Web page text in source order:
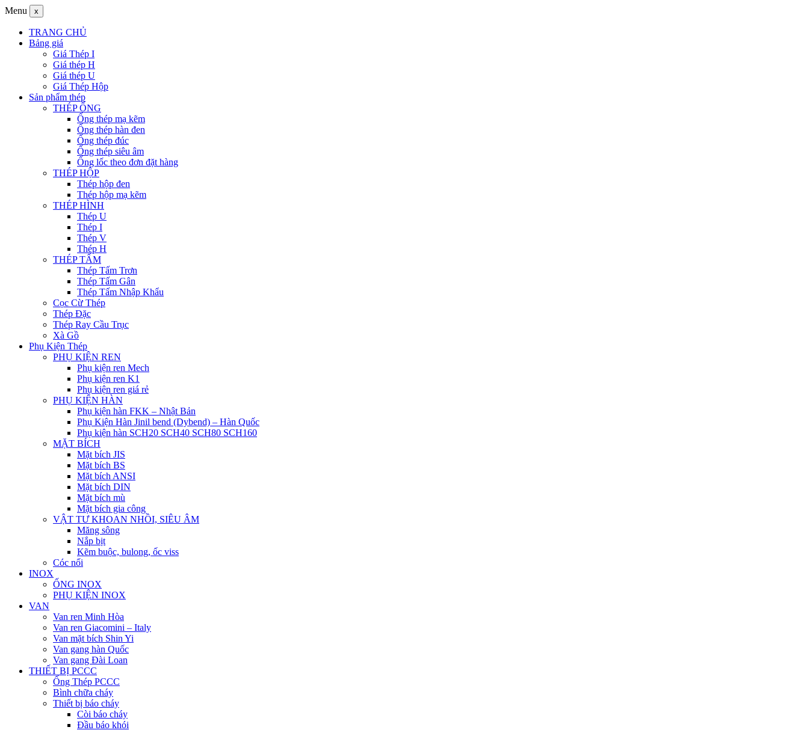
Menu x
TRANG CHỦ
Bảng giá
Giá Thép I
Giá thép H
Giá thép U
Giá Thép Hộp
Sản phẩm thép
THÉP ỐNG
Ống thép mạ kẽm
Ống thép hàn đen
Ống thép đúc
Ống thép siêu âm
Ống lốc theo đơn đặt hàng
THÉP HỘP
Thép hộp đen
Thép hộp mạ kẽm
THÉP HÌNH
Thép U
Thép I
Thép V
Thép H
THÉP TẤM
Thép Tấm Trơn
Thép Tấm Gân
Thép Tấm Nhập Khẩu
Cọc Cừ Thép
Thép Đặc
Thép Ray Cầu Trục
Xà Gồ
Phụ Kiện Thép
PHỤ KIỆN REN
Phụ kiện ren Mech
Phụ kiện ren K1
Phụ kiện ren giá rẻ
PHỤ KIỆN HÀN
Phụ kiện hàn FKK – Nhật Bản
Phụ Kiện Hàn Jinil bend (Dybend) – Hàn Quốc
Phụ kiện hàn SCH20 SCH40 SCH80 SCH160
MẶT BÍCH
Mặt bích JIS
Mặt bích BS
Mặt bích ANSI
Mặt bích DIN
Mặt bích mù
Mặt bích gia công
VẬT TƯ KHOAN NHỒI, SIÊU ÂM
Măng sông
Nắp bịt
Kẽm buộc, bulong, ốc viss
Cóc nối
INOX
ỐNG INOX
PHỤ KIỆN INOX
VAN
Van ren Minh Hòa
Van ren Giacomini – Italy
Van mặt bích Shin Yi
Van gang hàn Quốc
Van gang Đài Loan
THIẾT BỊ PCCC
Ống Thép PCCC
Bình chữa cháy
Thiết bị báo cháy
Còi báo cháy
Đầu báo khói